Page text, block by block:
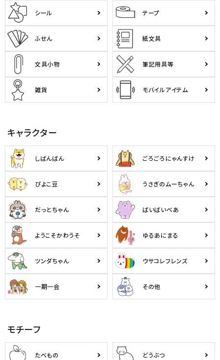
シール テープ
ふせん 紙文具
文具小物 筆記用具等
雑貨 モバイルアイテム
キャラクター
しばんばん ごろごろにゃんすけ
ぴよこ豆 うさぎのムーちゃん
だっとちゃん ばいばいべあ
ようこそかわうそ ゆるあにまる
ツンダちゃん ウサコレフレンズ
一期一会 その他
モチーフ
たべもの どうぶつ